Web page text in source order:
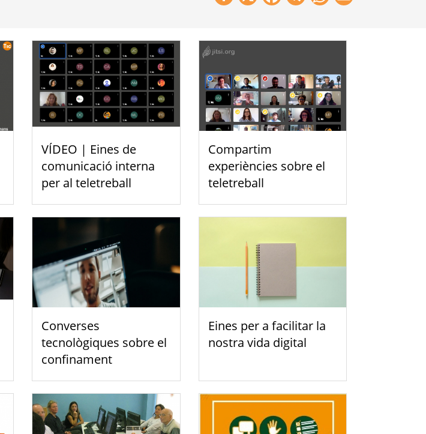
VÍDEO | Eines de
comunicació interna
per al teletreball
Compartim
experiències sobre el
teletreball
Converses
tecnològiques sobre el
confinament
Eines per a facilitar la
nostra vida digital